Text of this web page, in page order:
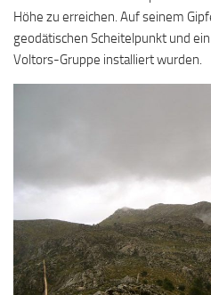
Höhe zu erreichen. Auf seinem
geodätischen Scheitelpunkt und
Voltors-Gruppe installiert wurden.